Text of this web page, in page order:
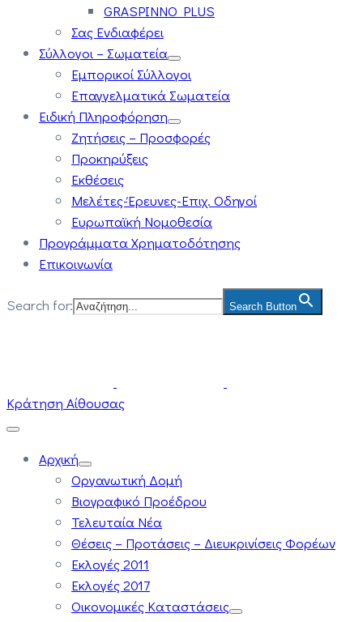
GRASPINNO PLUS
Σας Ενδιαφέρει
Σύλλογοι – Σωματεία
Εμπορικοί Σύλλογοι
Επαγγελματικά Σωματεία
Ειδική Πληροφόρηση
Ζητήσεις – Προσφορές
Προκηρύξεις
Εκθέσεις
Μελέτες-Έρευνες-Επιχ. Οδηγοί
Ευρωπαϊκή Νομοθεσία
Προγράμματα Χρηματοδότησης
Επικοινωνία
Search for: Search Button
Κράτηση Αίθουσας
Αρχική
Οργανωτική Δομή
Βιογραφικό Προέδρου
Τελευταία Νέα
Θέσεις – Προτάσεις – Διευκρινίσεις Φορέων
Εκλογές 2011
Εκλογές 2017
Οικονομικές Καταστάσεις